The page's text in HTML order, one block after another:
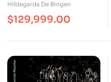
Hildegarda De Bingen
$129,999.00